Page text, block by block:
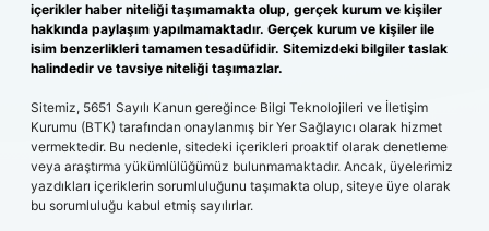
içerikler haber niteliği taşımamakta olup, gerçek kurum ve kişiler
hakkında paylaşım yapılmamaktadır. Gerçek kurum ve kişiler ile
isim benzerlikleri tamamen tesadüfidir. Sitemizdeki bilgiler taslak
halindedir ve tavsiye niteliği taşımazlar.
Sitemiz, 5651 Sayılı Kanun gereğince Bilgi Teknolojileri ve İletişim
Kurumu (BTK) tarafından onaylanmış bir Yer Sağlayıcı olarak hizmet
vermektedir. Bu nedenle, sitedeki içerikleri proaktif olarak denetleme
veya araştırma yükümlülüğümüz bulunmamaktadır. Ancak, üyelerimiz
yazdıkları içeriklerin sorumluluğunu taşımakta olup, siteye üye olarak
bu sorumluluğu kabul etmiş sayılırlar.